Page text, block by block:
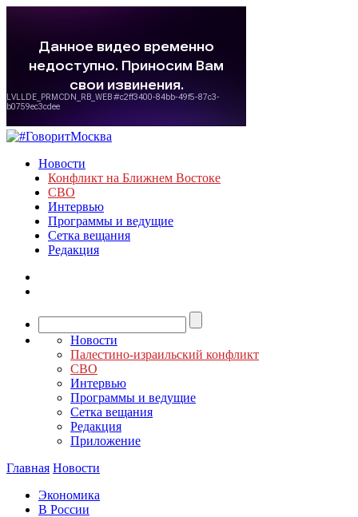
Новости
Конфликт на Ближнем Востоке
СВО
Интервью
Программы и ведущие
Сетка вещания
Редакция
Новости
Палестино-израильский конфликт
СВО
Интервью
Программы и ведущие
Сетка вещания
Редакция
Приложение
Главная Новости
Экономика
В России